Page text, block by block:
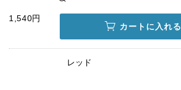
1,540円
カートに入れる
レッド